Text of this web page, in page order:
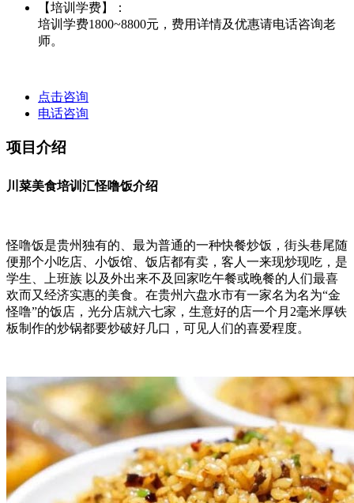
【培训学费】：
培训学费1800~8800元，费用详情及优惠请电话咨询老
师。
点击咨询
电话咨询
项目介绍
川菜美食培训汇怪噜饭介绍
怪噜饭是贵州独有的、最为普通的一种快餐炒饭，街头巷尾随
便那个小吃店、小饭馆、饭店都有卖，客人一来现炒现吃，是
学生、上班族 以及外出来不及回家吃午餐或晚餐的人们最喜
欢而又经济实惠的美食。在贵州六盘水市有一家名为名为“金
怪噜”的饭店，光分店就六七家，生意好的店一个月2毫米厚铁
板制作的炒锅都要炒破好几口，可见人们的喜爱程度。